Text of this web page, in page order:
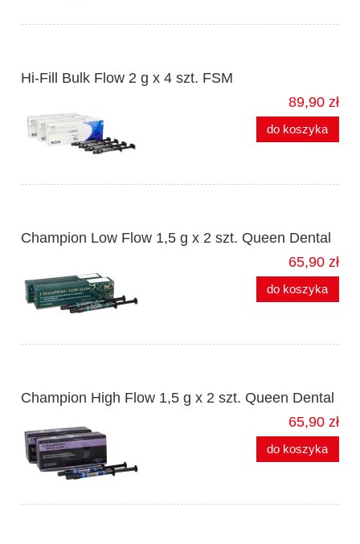
Hi-Fill Bulk Flow 2 g x 4 szt. FSM
89,90 zł
do koszyka
Champion Low Flow 1,5 g x 2 szt. Queen Dental
65,90 zł
do koszyka
Champion High Flow 1,5 g x 2 szt. Queen Dental
65,90 zł
do koszyka